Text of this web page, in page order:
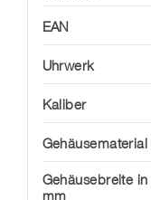
EAN
Uhrwerk
Kaliber
Gehäusematerial
Gehäusebreite in
mm